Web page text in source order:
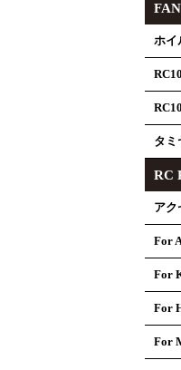
ホイ
タミ
RC
アク
For
For
For
For